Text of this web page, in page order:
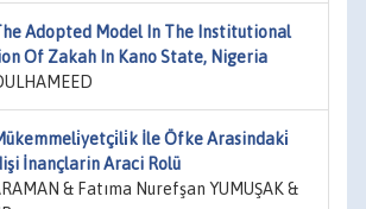
Adopted Model In The Institutional
Of Zakah In Kano State, Nigeria
İle Öfke Arasindaki̇
İnançlarin Araci Rolü
& Fatıma Nurefşan YUMUŞAK &